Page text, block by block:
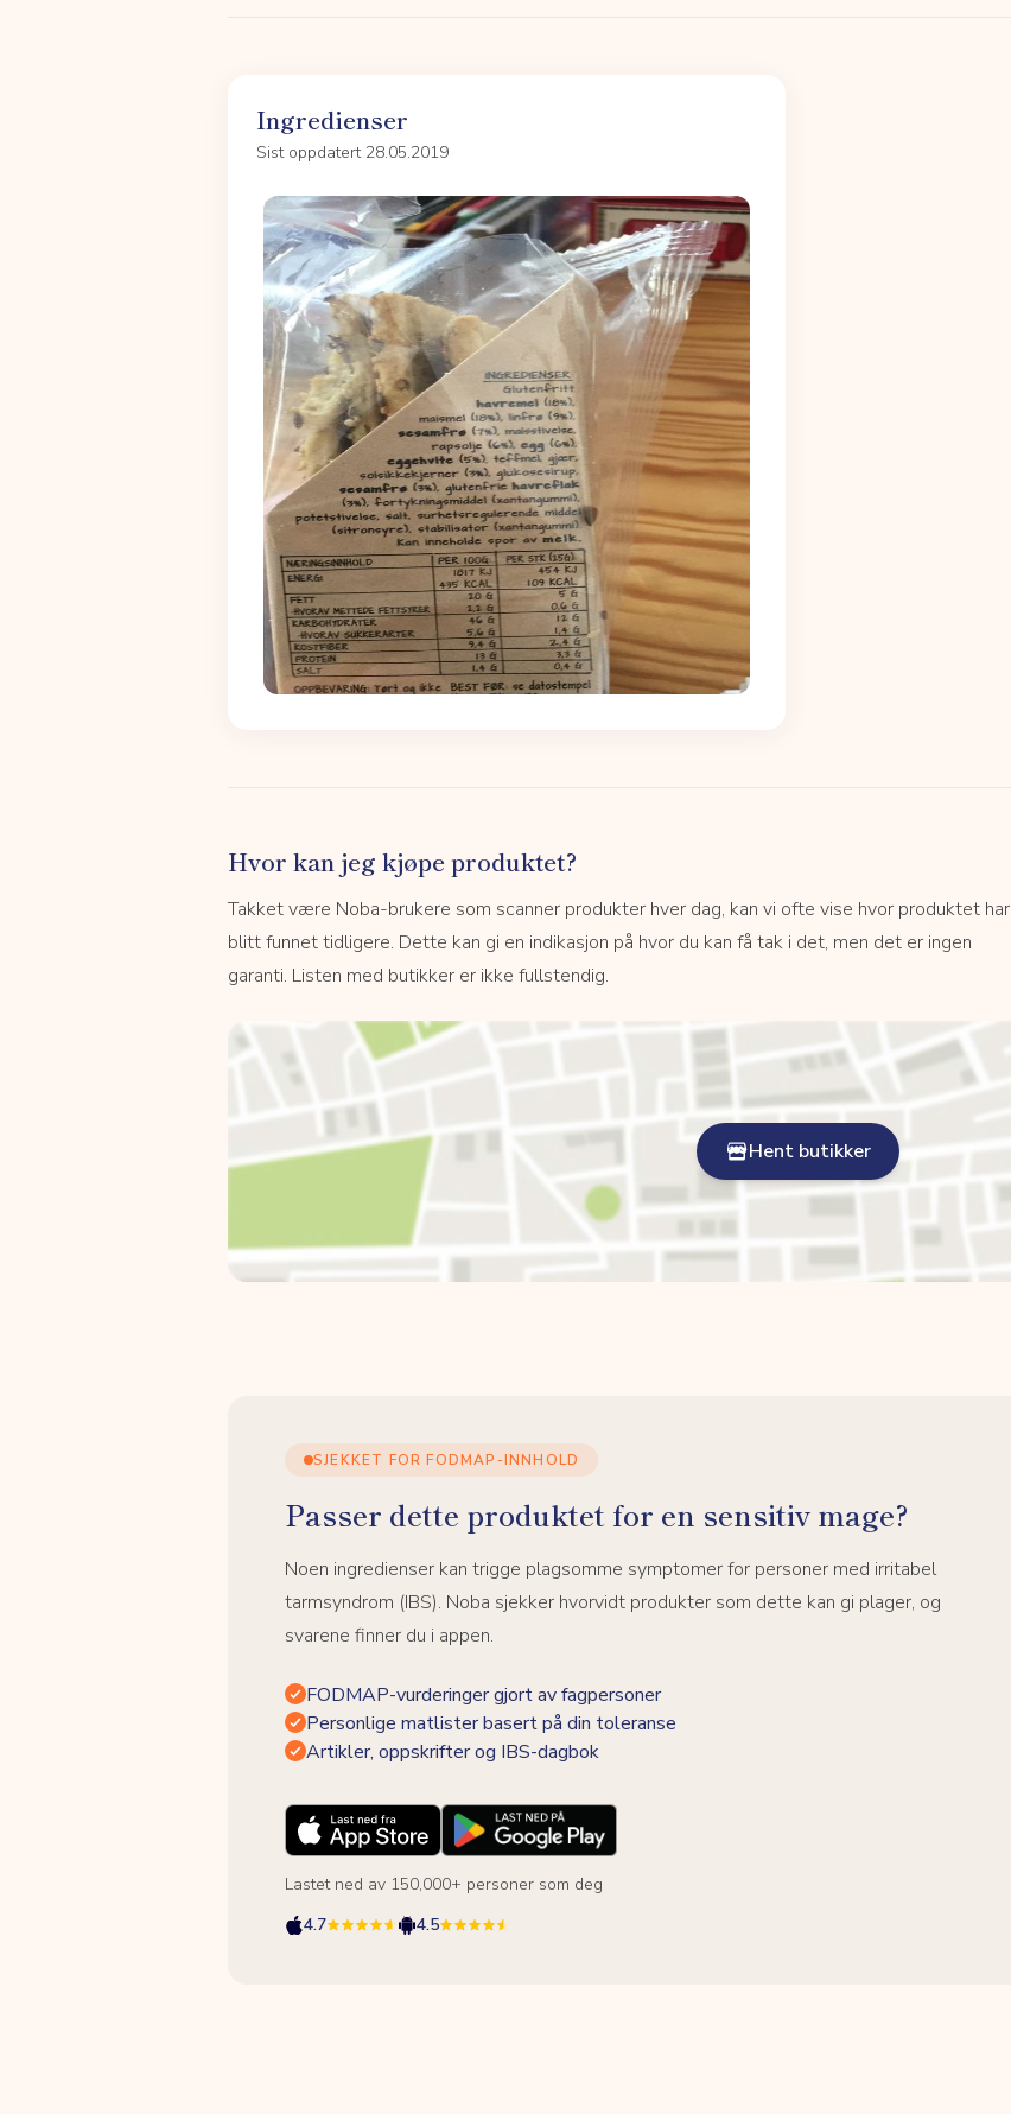
Ingredienser
Sist oppdatert 28.05.2019
Hvor kan jeg kjøpe produktet?
Takket være Noba-brukere som scanner produkter hver dag, kan vi ofte vise hvor produktet har
blitt funnet tidligere. Dette kan gi en indikasjon på hvor du kan få tak i det, men det er ingen
garanti. Listen med butikker er ikke fullstendig.
Hent butikker
SJEKKET FOR FODMAP-INNHOLD
Passer dette produktet for en sensitiv mage?
Noen ingredienser kan trigge plagsomme symptomer for personer med irritabel
tarmsyndrom (IBS). Noba sjekker hvorvidt produkter som dette kan gi plager, og
svarene finner du i appen.
FODMAP-vurderinger gjort av fagpersoner
Personlige matlister basert på din toleranse
Artikler, oppskrifter og IBS-dagbok
Lastet ned av 150,000+ personer som deg
4.7
4.5